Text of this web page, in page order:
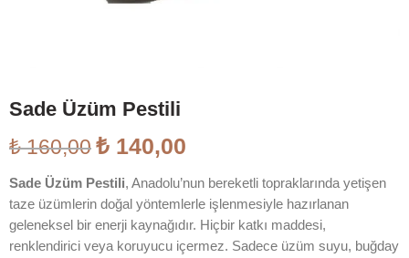
Sade Üzüm Pestili
₺160,00₺ 140,00
Sade Üzüm Pestili, Anadolu’nun bereketli topraklarında yetişen
taze üzümlerin doğal yöntemlerle işlenmesiyle hazırlanan
geleneksel bir enerji kaynağıdır. Hiçbir katkı maddesi,
renklendirici veya koruyucu içermez. Sadece üzüm suyu, buğday